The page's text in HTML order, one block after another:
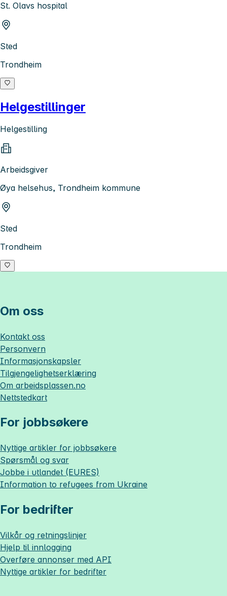
St. Olavs hospital
Sted
Trondheim
Helgestillinger
Helgestilling
Arbeidsgiver
Øya helsehus, Trondheim kommune
Sted
Trondheim
Om oss
Kontakt oss
Personvern
Informasjonskapsler
Tilgjengelighetserklæring
Om arbeidsplassen.no
Nettstedkart
For jobbsøkere
Nyttige artikler for jobbsøkere
Spørsmål og svar
Jobbe i utlandet (EURES)
Information to refugees from Ukraine
For bedrifter
Vilkår og retningslinjer
Hjelp til innlogging
Overføre annonser med API
Nyttige artikler for bedrifter